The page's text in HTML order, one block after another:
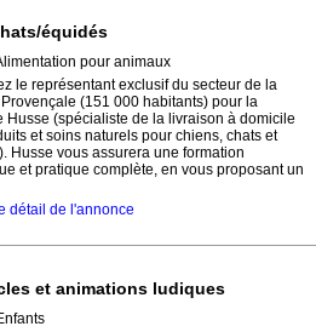
équidés
pour animaux
le représentant exclusif du secteur de la
Provençale (151 000 habitants) pour la
Husse (spécialiste de la livraison à domicile
et soins naturels pour chiens, chats et
Husse vous assurera une formation
et pratique complète, en vous proposant un
détail de l'annonce
et animations ludiques